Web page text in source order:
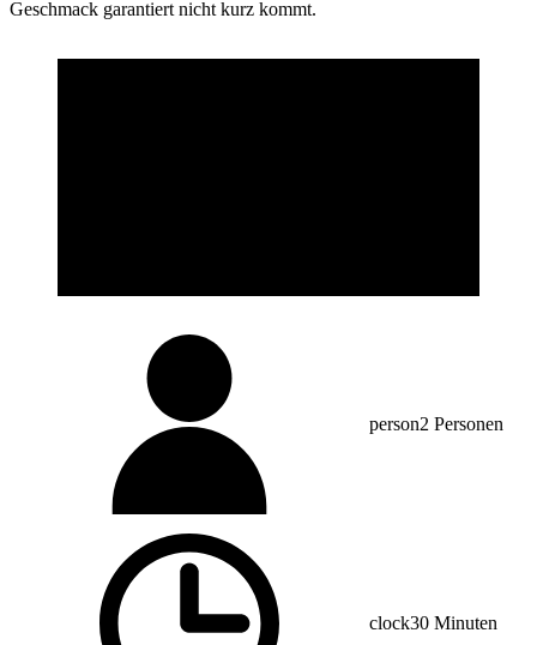
Geschmack garantiert nicht kurz kommt.
person2 Personen
clock30 Minuten